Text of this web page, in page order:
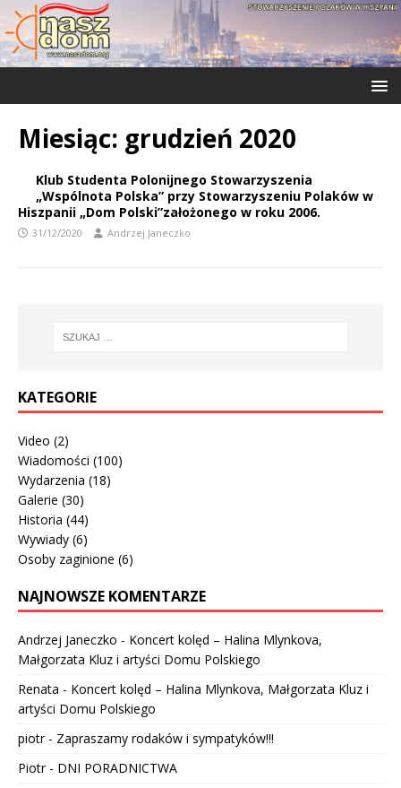
Miesiąc: grudzień 2020
Klub Studenta Polonijnego Stowarzyszenia
„Wspólnota Polska” przy Stowarzyszeniu Polaków w
Hiszpanii „Dom Polski”założonego w roku 2006.
31/12/2020 Andrzej Janeczko
KATEGORIE
Video (2)
Wiadomości (100)
Wydarzenia (18)
Galerie (30)
Historia (44)
Wywiady (6)
Osoby zaginione (6)
NAJNOWSZE KOMENTARZE
Andrzej Janeczko - Koncert kolęd – Halina Mlynkova,
Małgorzata Kluz i artyści Domu Polskiego
Renata - Koncert kolęd – Halina Mlynkova, Małgorzata Kluz i
artyści Domu Polskiego
piotr- Zapraszamy rodaków i sympatyków!!!
Piotr- DNI PORADNICTWA